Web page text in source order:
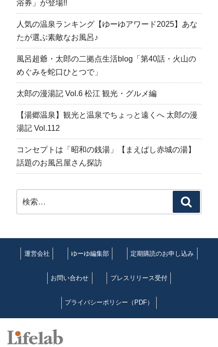
浴券」が登場!!
人気の温泉ランキング【ゆーゆアワード2025】あな
たが選ぶ素敵なお風呂♪
風呂超爺・太郎の二拠点生活blog「第40話・火山の
めぐみを蛇口ひとつで」
太郎の漫湯記 Vol.6 松江 観光・グルメ編
【湯郷温泉】観光と温泉でちょっと遠くへ 太郎の漫
湯記 Vol.112
コンセプトは「昭和の銭湯」【まえばし赤城の湯】
話題のお風呂屋さん探訪
索
運営会社 ゆーゆ編集部 定期購読のお申し込み
お問い合わせ プレスリリース受付
プライバシーポリシー（PDF）